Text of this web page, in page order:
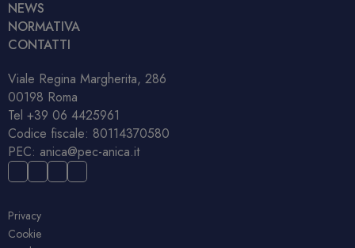
NEWS
NORMATIVA
CONTATTI
Viale Regina Margherita, 286
00198 Roma
Tel +39 06 4425961
Codice fiscale: 80114370580
PEC: anica@pec-anica.it
Privacy
Cookie